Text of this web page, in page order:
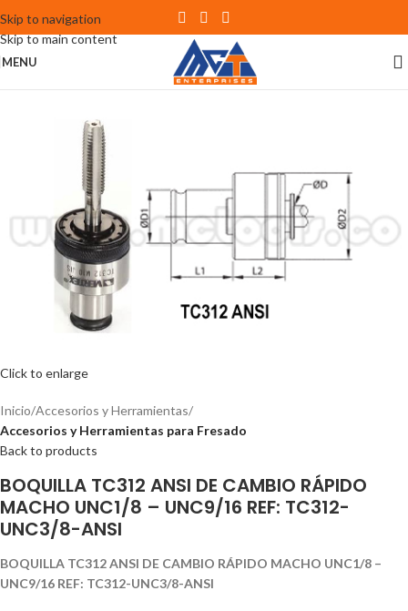
Skip to navigation
Skip to main content
MENU
Click to enlarge
Inicio Accesorios y Herramientas
Accesorios y Herramientas para Fresado
Back to products
BOQUILLA TC312 ANSI DE CAMBIO RÁPIDO
MACHO UNC1/8 – UNC9/16 REF: TC312-
UNC3/8-ANSI
BOQUILLA TC312 ANSI DE CAMBIO RÁPIDO MACHO UNC1/8 –
UNC9/16 REF: TC312-UNC3/8-ANSI